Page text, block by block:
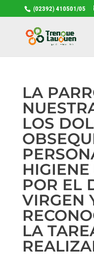
(02392) 410501/05
LA
LOS
POR EL
VIRGEN
LA